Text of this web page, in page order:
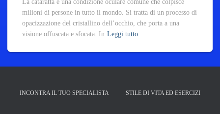
La cataratta è una condizione oculare comune che colpisce
milioni di persone in tutto il mondo. Si tratta di un processo di
opacizzazione del cristallino dell’occhio, che porta a una
visione offuscata e sfocata. In Leggi tutto
INCONTRA IL TUO SPECIALISTA STILE DI VITA ED ESERCIZI